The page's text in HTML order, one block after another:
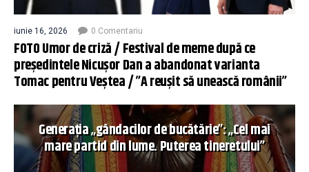
iunie 16, 2026 0 Comentariu
FOTO Umor de criză / Festival de meme după ce
președintele Nicușor Dan a abandonat varianta
Tomac pentru Veștea / ”A reușit să unească românii”
Generația „gândacilor de bucătărie”: „Cel mai
mare partid din lume. Puterea tineretului”